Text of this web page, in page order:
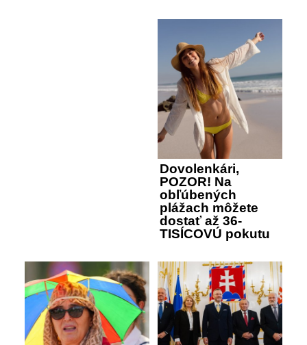
Dovolenkári,
POZOR! Na
obľúbených
plážach môžete
dostať až 36-
TISÍCOVÚ pokutu